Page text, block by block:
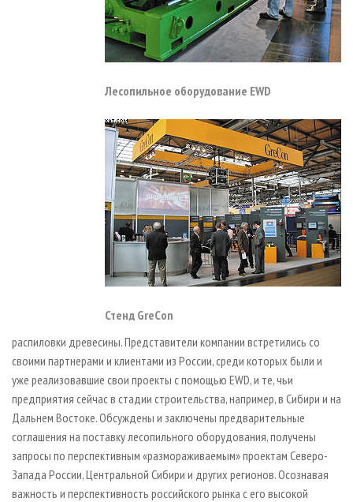
Лесопильное оборудование EWD
Стенд GreCon
распиловки древесины. Представители компании встретились со
своими партнерами и клиентами из России, среди которых были и
уже реализовавшие свои проекты с помощью EWD, и те, чьи
предприятия сейчас в стадии строительства, например, в Сибири и на
Дальнем Востоке. Обсуждены и заключены предварительные
соглашения на поставку лесопильного оборудования, получены
запросы по перспективным «размораживаемым» проектам Северо-
Запада России, Центральной Сибири и других регионов. Осознавая
важность и перспективность российского рынка с его высокой